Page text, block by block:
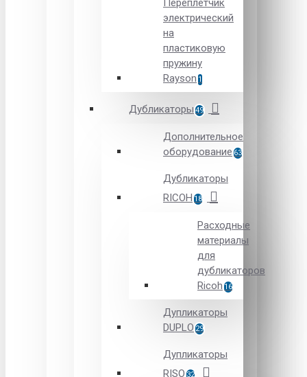
Переплётчик
электрический
на
пластиковую
пружину
Rayson 1
Дубликаторы 49
Дополнительное
оборудование 63
Дубликаторы
RICOH 18
Расходные
материалы
для
дубликаторов
Ricoh 16
Дупликаторы
DUPLO 29
Дупликаторы
RISO 32